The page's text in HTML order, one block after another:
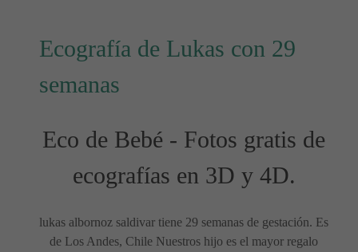
Ecografía de Lukas con 29
semanas
Eco de Bebé - Fotos gratis de
ecografías en 3D y 4D.
lukas albornoz saldivar tiene 29 semanas de gestación. Es
de Los Andes, Chile Nuestros hijo es el mayor regalo